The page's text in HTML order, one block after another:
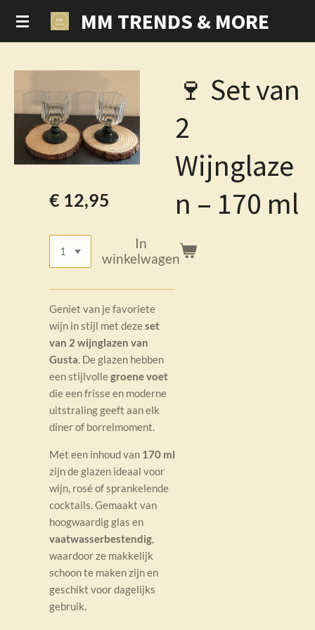
Ga
direct
MM TRENDS & MORE
🍷 Set van
2
Wijnglaze
n – 170 ml
€ 12,95
In
winkelwagen
Geniet van je favoriete
wijn in stijl met dezeset
van 2 wijnglazen van
Gusta. De glazen hebben
een stijlvollegroene voet
die een frisse en moderne
uitstraling geeft aan elk
diner of borrelmoment.
Met een inhoud van 170 ml
zijn de glazen ideaal voor
wijn, rosé of sprankelende
cocktails. Gemaakt van
hoogwaardig glas en
vaatwasserbestendig,
waardoor ze makkelijk
schoon te maken zijn en
geschikt voor dagelijks
gebruik.